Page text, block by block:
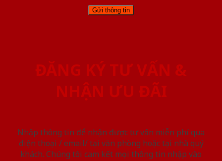
ĐĂNG KÝ TƯ VẤN &
NHẬN ƯU ĐÃI
Nhập thông tin để nhận được tư vấn miễn phí qua
điện thoại / email/ tại văn phòng hoặc tại nhà quý
khách. Chúng tôi cam kết mọi thông tin nhập vào